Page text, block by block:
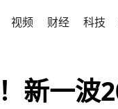
视频 财经 科技
新一波